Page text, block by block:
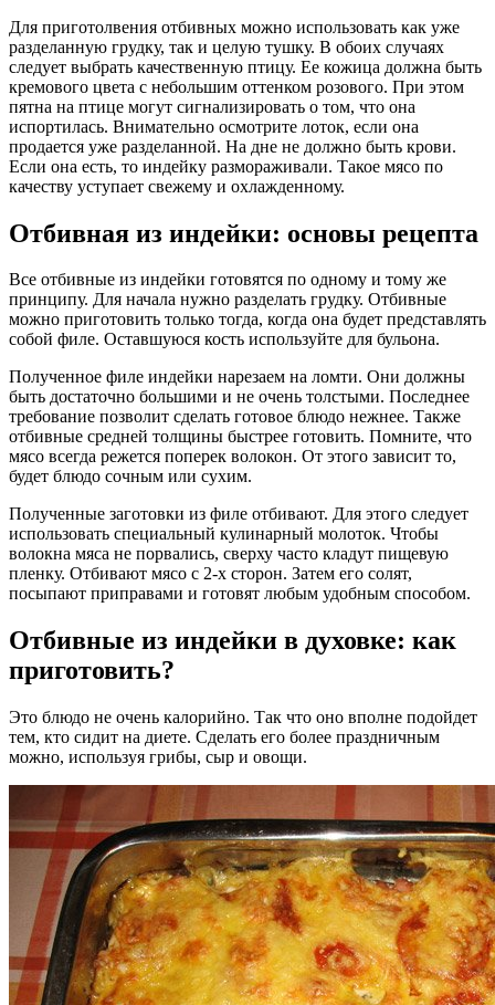
Для приготолвения отбивных можно использовать как уже
разделанную грудку, так и целую тушку. В обоих случаях
следует выбрать качественную птицу. Ее кожица должна быть
кремового цвета с небольшим оттенком розового. При этом
пятна на птице могут сигнализировать о том, что она
испортилась. Внимательно осмотрите лоток, если она
продается уже разделанной. На дне не должно быть крови.
Если она есть, то индейку размораживали. Такое мясо по
качеству уступает свежему и охлажденному.
Отбивная из индейки: основы рецепта
Все отбивные из индейки готовятся по одному и тому же
принципу. Для начала нужно разделать грудку. Отбивные
можно приготовить только тогда, когда она будет представлять
собой филе. Оставшуюся кость используйте для бульона.
Полученное филе индейки нарезаем на ломти. Они должны
быть достаточно большими и не очень толстыми. Последнее
требование позволит сделать готовое блюдо нежнее. Также
отбивные средней толщины быстрее готовить. Помните, что
мясо всегда режется поперек волокон. От этого зависит то,
будет блюдо сочным или сухим.
Полученные заготовки из филе отбивают. Для этого следует
использовать специальный кулинарный молоток. Чтобы
волокна мяса не порвались, сверху часто кладут пищевую
пленку. Отбивают мясо с 2-х сторон. Затем его солят,
посыпают приправами и готовят любым удобным способом.
Отбивные из индейки в духовке: как
приготовить?
Это блюдо не очень калорийно. Так что оно вполне подойдет
тем, кто сидит на диете. Сделать его более праздничным
можно, используя грибы, сыр и овощи.